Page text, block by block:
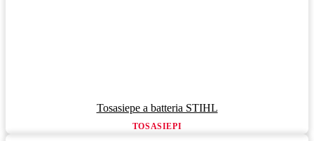
Tosasiepe a batteria STIHL
TOSASIEPI